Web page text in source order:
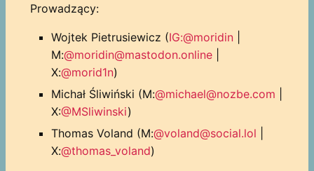
Prowadzący:
Wojtek Pietrusiewicz (IG:@moridin|
M:@moridin@mastodon.online|
X:@morid1n)
Michał Śliwiński (M:@michael@nozbe.com
X:@MSliwinski)
Thomas Voland (M:@voland@social.lol
X:@thomas_voland)